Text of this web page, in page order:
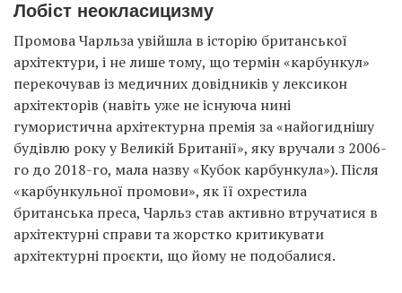
Лобіст неокласицизму
Промова Чарльза увійшла в історію британської
архітектури, і не лише тому, що термін «карбункул»
перекочував із медичних довідників у лексикон
архітекторів (навіть уже не існуюча нині
гумористична архітектурна премія за «найогиднішу
будівлю року у Великій Британії», яку вручали з 2006-
го до 2018-го, мала назву «Кубок карбункула»). Після
«карбункульної промови», як її охрестила
британська преса, Чарльз став активно втручатися в
архітектурні справи та жорстко критикувати
архітектурні проєкти, що йому не подобалися.